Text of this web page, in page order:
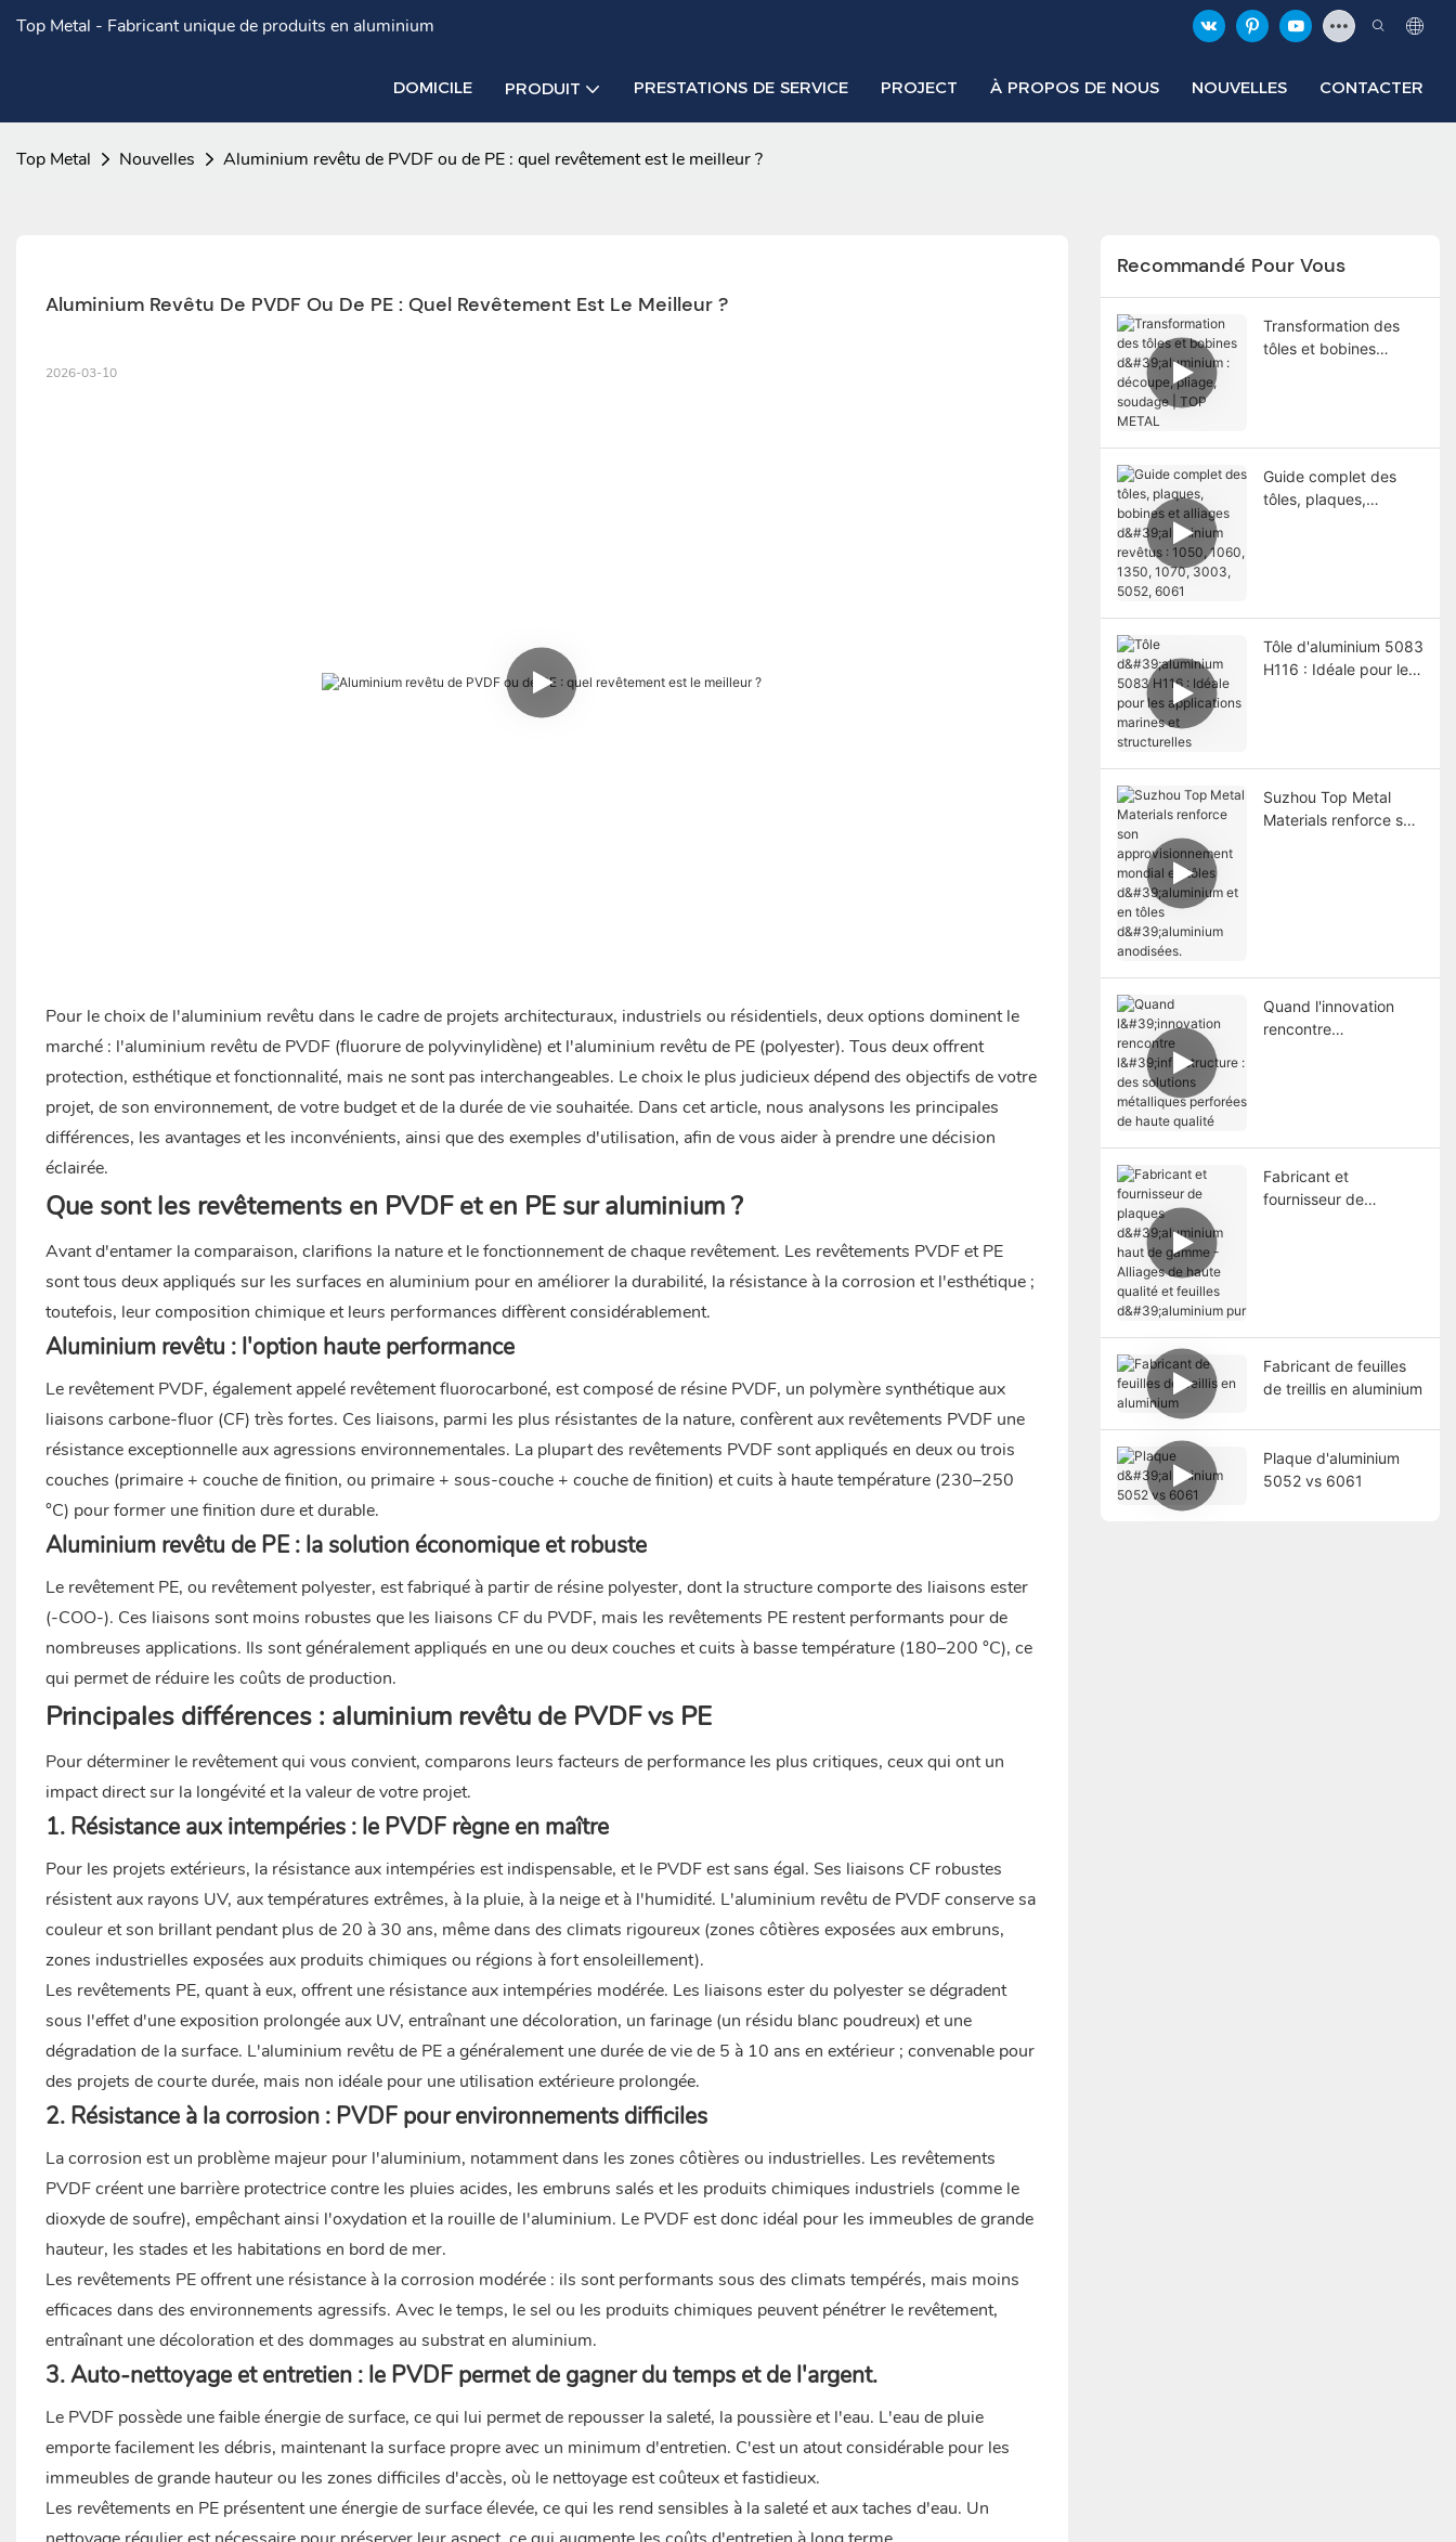
Top Metal - Fabricant unique de produits en aluminium
DOMICILE PRODUIT PRESTATIONS DE SERVICE PROJECT À PROPOS DE NOUS NOUVELLES CONTACTER
Top Metal Nouvelles Aluminium revêtu de PVDF ou de PE : quel revêtement est le meilleur ?
Aluminium Revêtu De PVDF Ou De PE : Quel Revêtement Est Le Meilleur ?
2026-03-10
Pour le choixde l'aluminium revêtu dans le cadre de projets architecturaux, industriels ou résidentiels, deux options dominent le
marché : l'aluminium revêtu de PVDF (fluorure de polyvinylidène) et l'aluminium revêtu de PE (polyester). Tous deux offrent
protection, esthétique et fonctionnalité, mais ne sont pas interchangeables. Le choix le plus judicieux dépend des objectifs de votre
projet, de son environnement, de votre budget et de la durée de vie souhaitée. Dans cet article, nous analysons les principales
différences, les avantages et les inconvénients, ainsi que des exemples d'utilisation, afin de vous aider à prendre une décision
éclairée.
Que sont les revêtements en PVDF et en PE sur aluminium ?
Avant d'entamer la comparaison, clarifions la nature et le fonctionnement de chaque revêtement. Les revêtements PVDF et PE
sont tous deux appliqués sur les surfaces en aluminium pour en améliorer la durabilité, la résistance à la corrosion et l'esthétique ;
toutefois, leur composition chimique et leurs performances diffèrent considérablement.
Aluminium revêtu : l'option haute performance
Le revêtement PVDF, également appelé revêtement fluorocarboné, est composé de résine PVDF, un polymère synthétique aux
liaisons carbone-fluor (CF) très fortes. Ces liaisons, parmi les plus résistantes de la nature, confèrent aux revêtements PVDF une
résistance exceptionnelle aux agressions environnementales. La plupart des revêtements PVDF sont appliqués en deux ou trois
couches (primaire + couche de finition, ou primaire + sous-couche + couche de finition) et cuits à haute température (230–250
°C) pour former une finition dure et durable.
Aluminium revêtu de PE : la solution économique et robuste
Le revêtement PE, ou revêtement polyester, est fabriqué à partir de résine polyester, dont la structure comporte des liaisons ester
(-COO-). Ces liaisons sont moins robustes que les liaisons CF du PVDF, mais les revêtements PE restent performants pour de
nombreuses applications. Ils sont généralement appliqués en une ou deux couches et cuits à basse température (180–200 °C), ce
qui permet de réduire les coûts de production.
Principales différences : aluminium revêtu de PVDF vs PE
Pour déterminer le revêtement qui vous convient, comparons leurs facteurs de performance les plus critiques, ceux qui ont un
impact direct sur la longévité et la valeur de votre projet.
1. Résistance aux intempéries : le PVDF règne en maître
Pour les projets extérieurs, la résistance aux intempéries est indispensable, et le PVDF est sans égal. Ses liaisons CF robustes
résistent aux rayons UV, aux températures extrêmes, à la pluie, à la neige et à l'humidité. L'aluminium revêtu de PVDF conserve sa
couleur et son brillant pendant plus de 20 à 30 ans, même dans des climats rigoureux (zones côtières exposées aux embruns,
zones industrielles exposées aux produits chimiques ou régions à fort ensoleillement).
Les revêtements PE, quant à eux, offrent une résistance aux intempéries modérée. Les liaisons ester du polyester se dégradent
sous l'effet d'une exposition prolongée aux UV, entraînant une décoloration, un farinage (un résidu blanc poudreux) et une
dégradation de la surface. L'aluminium revêtu de PE a généralement une durée de vie de 5 à 10 ans en extérieur ; convenable pour
des projets de courte durée, mais non idéale pour une utilisation extérieure prolongée.
2. Résistance à la corrosion : PVDF pour environnements difficiles
La corrosion est un problème majeur pour l'aluminium, notamment dans les zones côtières ou industrielles. Les revêtements
PVDF créent une barrière protectrice contre les pluies acides, les embruns salés et les produits chimiques industriels (comme le
dioxyde de soufre), empêchant ainsi l'oxydation et la rouille de l'aluminium. Le PVDF est donc idéal pour les immeubles de grande
hauteur, les stades et les habitations en bord de mer.
Les revêtements PE offrent une résistance à la corrosion modérée : ils sont performants sous des climats tempérés, mais moins
efficaces dans des environnements agressifs. Avec le temps, le sel ou les produits chimiques peuvent pénétrer le revêtement,
entraînant une décoloration et des dommages au substrat en aluminium.
3. Auto-nettoyage et entretien : le PVDF permet de gagner du temps et de l'argent.
Le PVDF possède une faible énergie de surface, ce qui lui permet de repousser la saleté, la poussière et l'eau. L'eau de pluie
emporte facilement les débris, maintenant la surface propre avec un minimum d'entretien. C'est un atout considérable pour les
immeubles de grande hauteur ou les zones difficiles d'accès, où le nettoyage est coûteux et fastidieux.
Les revêtements en PE présentent une énergie de surface élevée, ce qui les rend sensibles à la saleté et aux taches d'eau. Un
Recommandé Pour Vous
Transformation des
tôles et bobines
Guide complet des
tôles, plaques,
Tôle d'aluminium 5083
H116 : Idéale pour les
Suzhou Top Metal
Materials renforce son
Quand l'innovation
rencontre
Fabricant et
fournisseur de
Fabricant de feuilles
de treillis en aluminium
Plaque d'aluminium
5052 vs 6061